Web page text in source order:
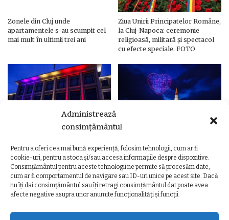
Administrează
consimțământul
Pentru a oferi cea mai bună experiență, folosim tehnologii, cum ar fi
cookie-uri, pentru a stoca și/sau accesa informațiile despre dispozitive.
Consimțământul pentru aceste tehnologii ne permite să procesăm date,
cum ar fi comportamentul de navigare sau ID-uri unice pe acest site. Dacă
nu îți dai consimțământul sau îți retragi consimțământul dat poate avea
afecte negative asupra unor anumite funcționalități și funcții.
Zonele din Cluj unde
apartamentele s-au scumpit cel
mai mult în ultimii trei ani
Ziua Unirii Principatelor Române,
la Cluj-Napoca: ceremonie
religioasă, militară și spectacol
cu efecte speciale. FOTO
Ziua Unirii Principatelor Române
– Clădiri și poduri din Cluj,
iluminate în culorile drapelului
Ziua Unirii la Cluj-Napoca.
Programul complet al
evenimentelor